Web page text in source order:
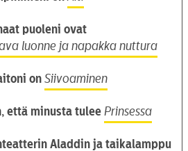
puoleni ovat
luonne ja napakka nuttura
on Siivoaminen
että minusta tulee Prinsessa
Aladdin ja taikalamppu